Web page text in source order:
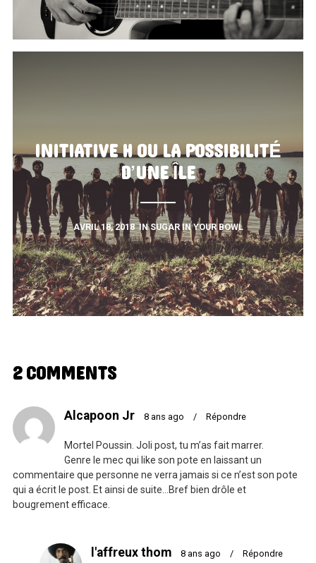
INITIATIVE H OU LA POSSIBILITÉ
D’UNE ÎLE
AVRIL 18, 2018 INSUGAR IN YOUR BOWL
2 COMMENTS
Alcapoon Jr 8 ans ago / Répondre
Mortel Poussin. Joli post, tu m’as fait marrer.
Genre le mec qui like son pote en laissant un
commentaire que personne ne verra jamais si ce n’est son pote
qui a écrit le post. Et ainsi de suite…Bref bien drôle et
bougrement efficace.
l'affreux thom 8 ans ago / Répondre